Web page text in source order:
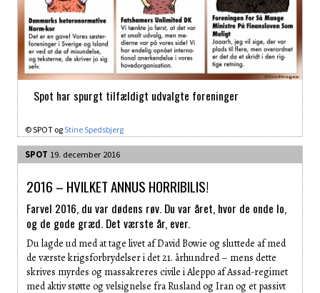
Spot har spurgt tilfældigt udvalgte foreninger
© SPOT ogStine Spedsbjerg
SPOT 19. december 2016
2016 – HVILKET ANNUS HORRIBILIS!
Farvel 2016, du var dødens røv. Du var året, hvor de onde lo,
og de gode græd. Det værste år, ever.
Du lagde ud med at tage livet af David ­Bowie og sluttede af med
de værste krigsforbrydelser i det 21. århundred – mens dette
skrives myrdes og massakreres civile i Aleppo af Assad-regimet
med aktiv støtte og velsignelse fra Rusland og Iran og et passivt